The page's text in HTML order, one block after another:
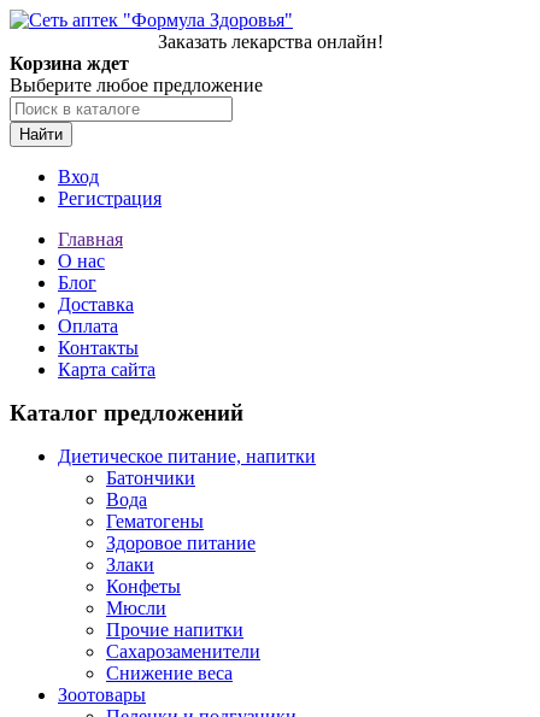
Заказать лекарства онлайн!
Корзина ждет
Выберите любое предложение
Найти
Вход
Регистрация
Главная
О нас
Блог
Доставка
Оплата
Контакты
Карта сайта
Каталог предложений
Диетическое питание, напитки
Батончики
Вода
Гематогены
Здоровое питание
Злаки
Конфеты
Мюсли
Прочие напитки
Сахарозаменители
Снижение веса
Зоотовары